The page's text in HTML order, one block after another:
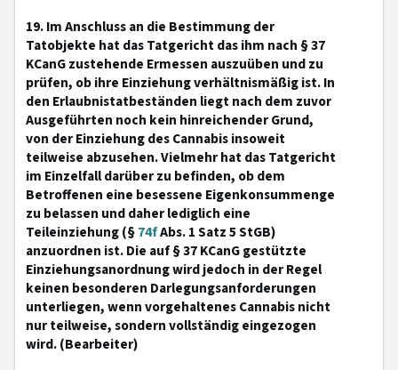
19. Im Anschluss an die Bestimmung der
Tatobjekte hat das Tatgericht das ihm nach § 37
KCanG zustehende Ermessen auszuüben und zu
prüfen, ob ihre Einziehung verhältnismäßig ist. In
den Erlaubnistatbeständen liegt nach dem zuvor
Ausgeführten noch kein hinreichender Grund,
von der Einziehung des Cannabis insoweit
teilweise abzusehen. Vielmehr hat das Tatgericht
im Einzelfall darüber zu befinden, ob dem
Betroffenen eine besessene Eigenkonsummenge
zu belassen und daher lediglich eine
Teileinziehung (§74fAbs. 1 Satz 5 StGB)
anzuordnen ist. Die auf § 37 KCanG gestützte
Einziehungsanordnung wird jedoch in der Regel
keinen besonderen Darlegungsanforderungen
unterliegen, wenn vorgehaltenes Cannabis nicht
nur teilweise, sondern vollständig eingezogen
wird. (Bearbeiter)